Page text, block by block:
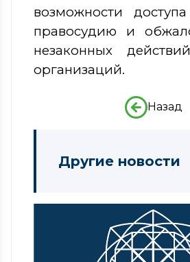
возможности
правосудию и
незаконных
организаций.
Назад
Другие новости